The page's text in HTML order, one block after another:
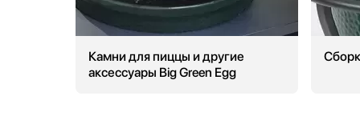
InSinkErator
IO MABE
IP
Irinox
Камни для пиццы и другие
аксессуары Big Green Egg